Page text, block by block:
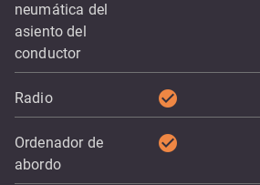
neumática del
asiento del
conductor
Radio check_circle
Ordenador de
abordo
check_circle